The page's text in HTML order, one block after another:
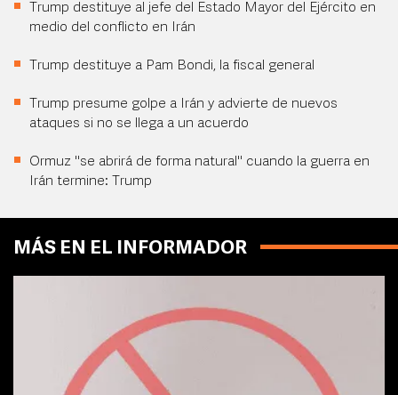
Trump destituye al jefe del Estado Mayor del Ejército en
medio del conflicto en Irán
Trump destituye a Pam Bondi, la fiscal general
Trump presume golpe a Irán y advierte de nuevos
ataques si no se llega a un acuerdo
Ormuz "se abrirá de forma natural" cuando la guerra en
Irán termine: Trump
MÁS EN EL INFORMADOR